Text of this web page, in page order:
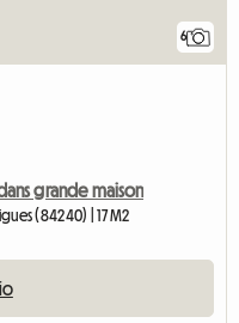
6
grande maison
(84240) | 17 M2